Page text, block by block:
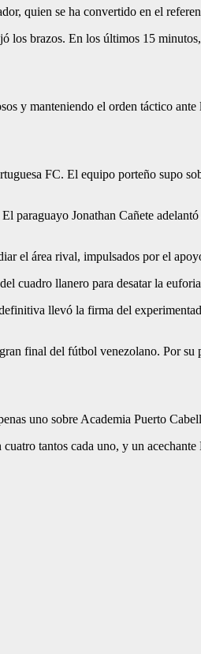
quien se ha convertido en el
brazos. En los últimos 15
y manteniendo el orden táctico
FC. El equipo porteño supo
Jonathan Cañete
el área rival, impulsados por el
cuadro llanero para desatar la
llevó la firma del
final del fútbol venezolano. Por
uno sobre Academia Puerto
tantos cada uno, y un acechante